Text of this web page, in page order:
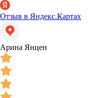
Отзыв в Яндекс.Картах
Арина Янцен